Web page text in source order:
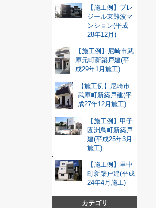
【施工例】プレ
ジール東難波マ
ンション(平成
28年12月)
【施工例】尼崎市武
庫元町新築戸建(平
成29年1月施工)
【施工例】尼崎市
武庫町新築戸建(平
成27年12月施工)
【施工例】甲子
園洲鳥町新築戸
建(平成25年3月
施工)
【施工例】里中
町新築戸建(平成
24年4月施工)
カテゴリ